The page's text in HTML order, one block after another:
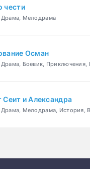
чести
Драма, Мелодрама
Осман
Драма, Боевик, Приключения,
Сеит и Александра
Драма, Мелодрама, История,